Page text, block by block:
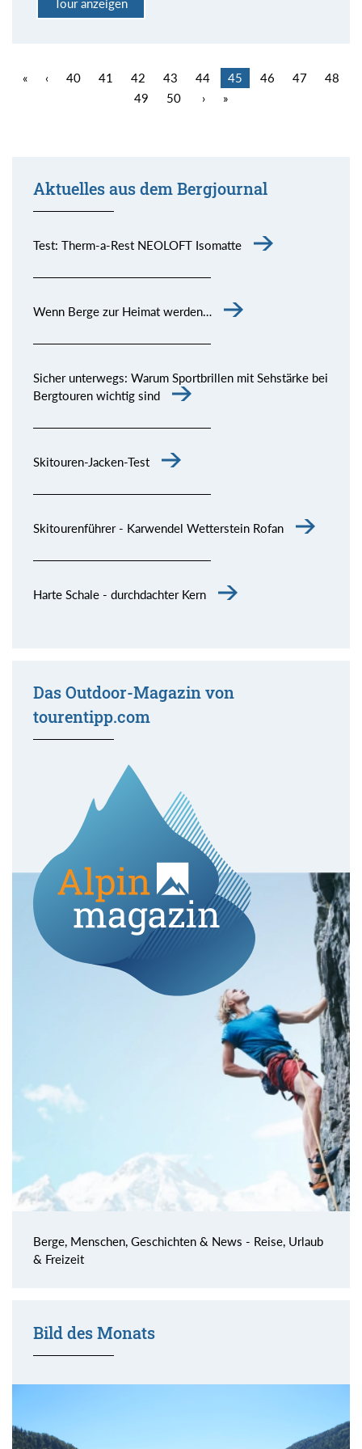
Tour anzeigen
« ‹ 40 41 42 43 44 45 46 47
48
49
50 › »
Aktuelles aus dem Bergjournal
Test: Therm-a-Rest NEOLOFT Isomatte
Wenn Berge zur Heimat werden…
Sicher unterwegs: Warum Sportbrillen mit Sehstärke bei
Bergtouren wichtig sind
Skitouren-Jacken-Test
Skitourenführer - Karwendel Wetterstein Rofan
Harte Schale - durchdachter Kern
Das Outdoor-Magazin von
tourentipp.com
Berge, Menschen, Geschichten & News - Reise, Urlaub
& Freizeit
Bild des Monats